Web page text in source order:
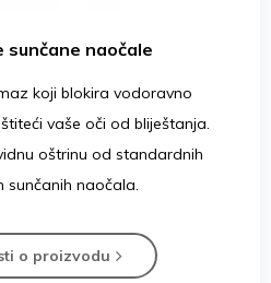
sunčane naočale
koji blokira vodoravno
vaše oči od bliještanja.
oštrinu od standardnih
sunčanih naočala.
o proizvodu